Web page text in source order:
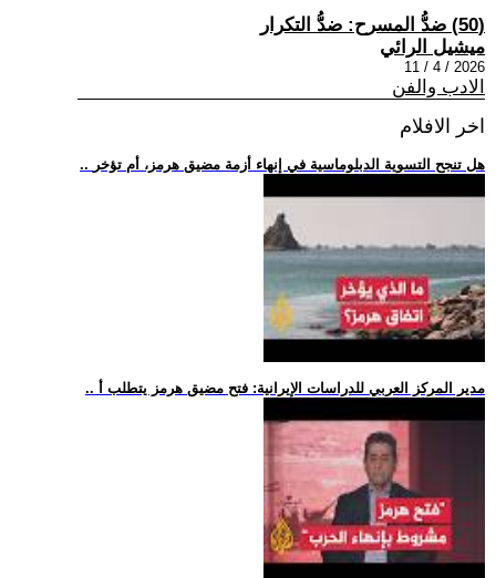
(50) ضدُّ المسرح: ضدُّ التكرار
ميشيل الرائي
2026 / 4 / 11
الادب والفن
اخر الافلام
.. هل تنجح التسوية الدبلوماسية في إنهاء أزمة مضيق هرمز، أم تؤخر
.. مدير المركز العربي للدراسات الإيرانية: فتح مضيق هرمز يتطلب أ